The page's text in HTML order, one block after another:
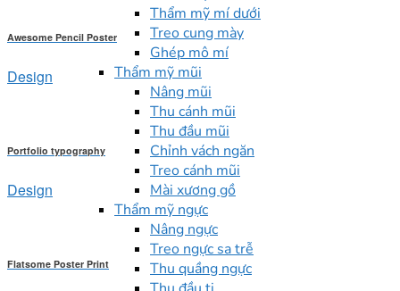
Thẩm mỹ mí dưới
Treo cung mày
Ghép mô mí
Thẩm mỹ mũi
Nâng mũi
Thu cánh mũi
Thu đầu mũi
Chỉnh vách ngăn
Treo cánh mũi
Mài xương gồ
Thẩm mỹ ngực
Nâng ngực
Treo ngực sa trễ
Thu quầng ngực
Awesome Pencil Poster
Design
Portfolio typography
Design
Flatsome Poster Print